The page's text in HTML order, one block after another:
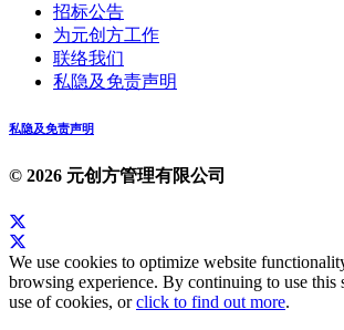
招标公告
为元创方工作
联络我们
私隐及免责声明
私隐及免责声明
© 2026 元创方管理有限公司
We use cookies to optimize website
browsing experience. By continuing to use this
use of cookies, orclick to find out more.